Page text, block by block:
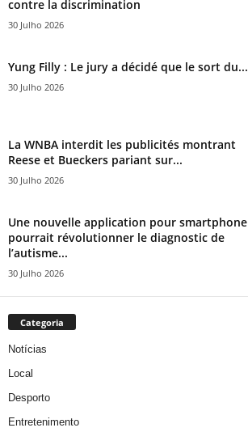
contre la discrimination
30 Julho 2026
Yung Filly : Le jury a décidé que le sort du...
30 Julho 2026
La WNBA interdit les publicités montrant
Reese et Bueckers pariant sur...
30 Julho 2026
Une nouvelle application pour smartphone
pourrait révolutionner le diagnostic de
l’autisme...
30 Julho 2026
Categoria
Notícias
Local
Desporto
Entretenimento